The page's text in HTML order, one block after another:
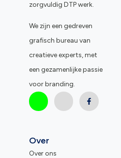
zorgvuldig DTP werk.
We zijn een gedreven
grafisch bureau van
creatieve experts, met
een gezamenlijke passie
voor branding.
Over
Over ons